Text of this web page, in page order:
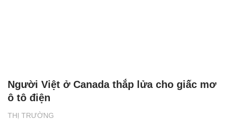
THỊ TRƯỜNG
Người Việt ở Canada thắp lửa cho giấc mơ
ô tô điện